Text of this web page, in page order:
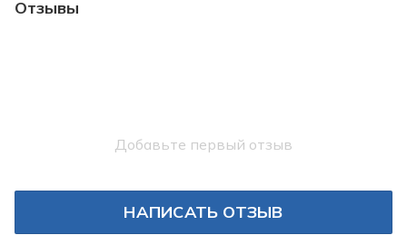
Отзывы
Добавьте первый отзыв
НАПИСАТЬ ОТЗЫВ